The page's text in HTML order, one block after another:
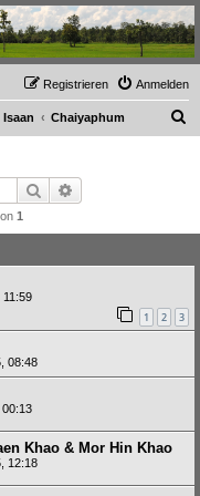
Membern für MemberAnmelden
Registrieren
Isaan Chaiyaphum
Suche
1
11:59
1 2 3
08:48
00:13
Khao & Mor Hin Khao
12:18